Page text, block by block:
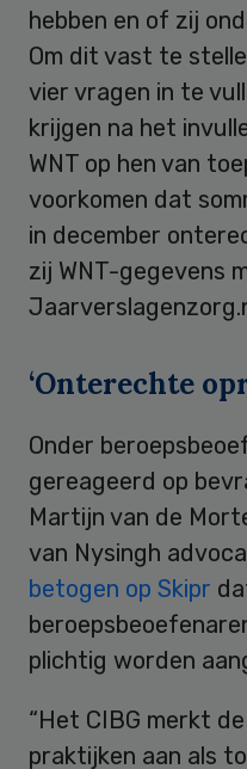
hebben en of zij
Om dit vast te
vier vragen in te
krijgen na het
WNT op hen van
voorkomen dat
in december
zij WNT-gegevens
‘Onterechte
Onder
gereageerd op
Martijn van de
van Nysingh
betogen op Skipr
plichtig worden
“Het CIBG merkt
praktijken aan als